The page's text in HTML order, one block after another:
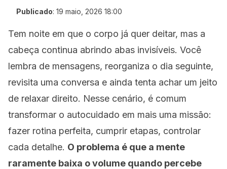
Publicado: 19 maio, 2026 18:00
Tem noite em que o corpo já quer deitar, mas a
cabeça continua abrindo abas invisíveis. Você
lembra de mensagens, reorganiza o dia seguinte,
revisita uma conversa e ainda tenta achar um jeito
de relaxar direito. Nesse cenário, é comum
transformar o autocuidado em mais uma missão:
fazer rotina perfeita, cumprir etapas, controlar
cada detalhe. O problema é que a mente
raramente baixa o volume quando percebe